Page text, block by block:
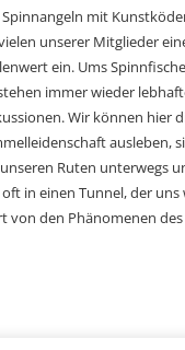
Spinnangeln mit
unserer Mitglieder
ein. Ums
immer wieder
Wir können hier
ausleben,
Ruten unterwegs
in einen Tunnel, der uns
von den Phänomenen des